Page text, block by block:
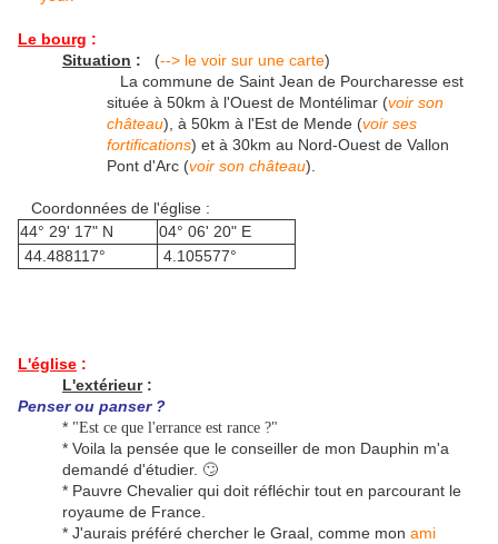
Le bourg :
Situation : (--> le voir sur une carte)
La commune de Saint Jean de Pourcharesse est
située à 50km à l'Ouest de Montélimar (voir son
château), à 50km à l'Est de Mende (voir ses
fortifications) et à 30km au Nord-Ouest de Vallon
Pont d'Arc (voir son château).
Coordonnées de l'église :
44° 29' 17" N
04° 06' 20" E
44.488117°
4.105577°
L'église :
L'extérieur:
Penser ou panser ?
* "Est ce que l'errance est rance ?"
* Voila la pensée que le conseiller de mon Dauphin m'a
demandé d'étudier. 🙄
* Pauvre Chevalier qui doit réfléchir tout en parcourant le
royaume de France.
* J'aurais préféré chercher le Graal, comme mon ami